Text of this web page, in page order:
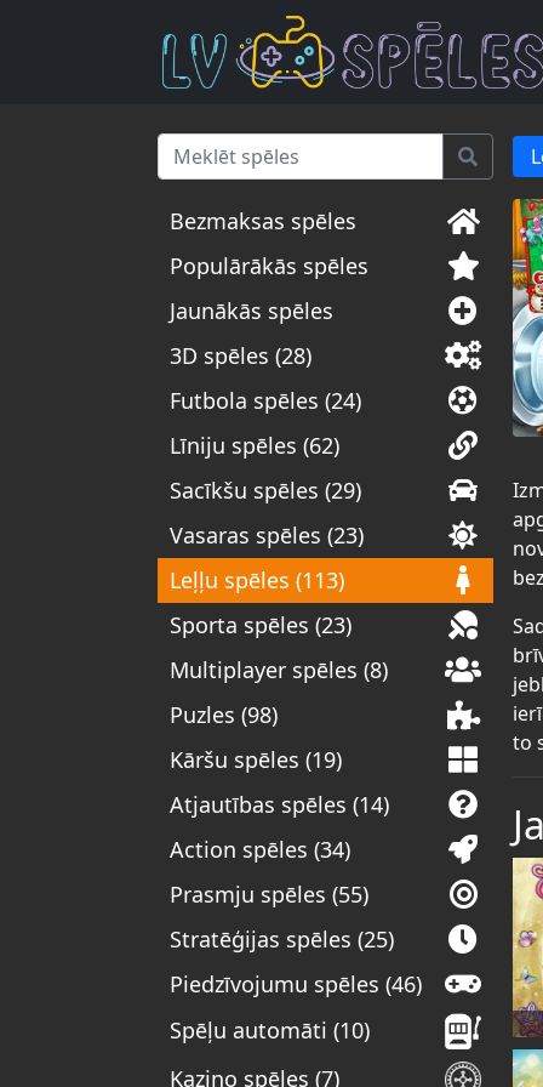
Bezmaksas spēles
Populārākās spēles
Jaunākās spēles
3D spēles (28)
Futbola spēles (24)
Līniju spēles (62)
Sacīkšu spēles (29)
Vasaras spēles (23)
Leļļu spēles (113)
Sporta spēles (23)
Multiplayer spēles (8)
Puzles (98)
Kāršu spēles (19)
Atjautības spēles (14)
Action spēles (34)
Prasmju spēles (55)
Stratēģijas spēles (25)
Piedzīvojumu spēles (46)
Spēļu automāti (10)
Kazino spēles (7)
to